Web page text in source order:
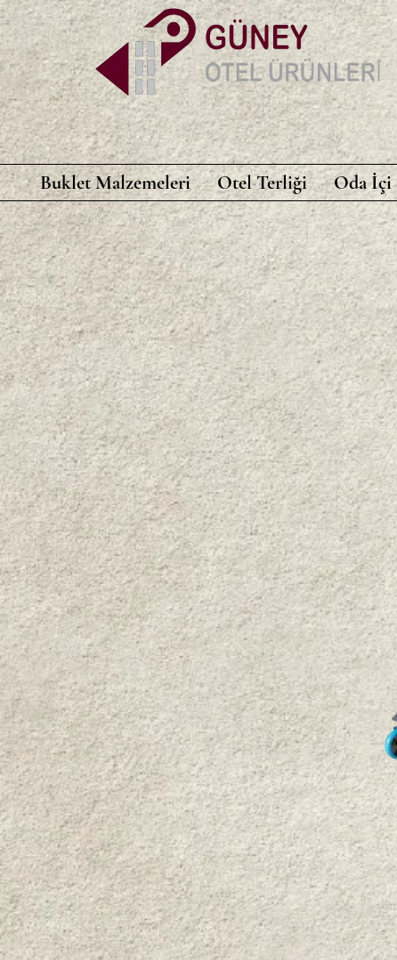
Buklet Malzemeleri Otel Terliği Oda İçi